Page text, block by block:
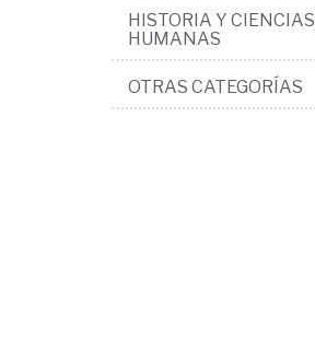
HISTORIA Y CIENCIAS
HUMANAS
OTRAS CATEGORÍAS